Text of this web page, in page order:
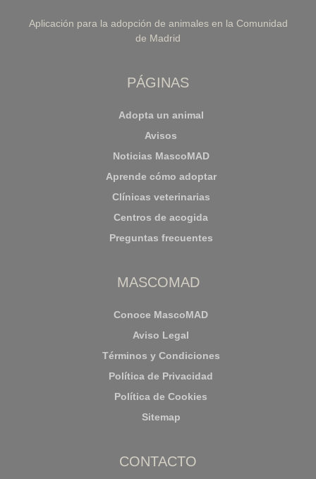
Aplicación para la adopción de animales en la Comunidad
de Madrid
PÁGINAS
Adopta un animal
Avisos
Noticias MascoMAD
Aprende cómo adoptar
Clínicas veterinarias
Centros de acogida
Preguntas frecuentes
MASCOMAD
Conoce MascoMAD
Aviso Legal
Términos y Condiciones
Política de Privacidad
Política de Cookies
Sitemap
CONTACTO